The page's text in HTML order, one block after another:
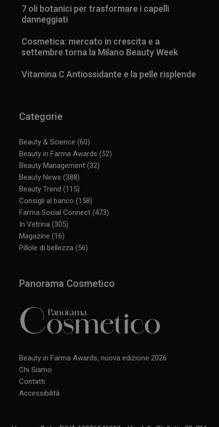
7 oli botanici per trasformare i capelli
danneggiati
Cosmetica: mercato in crescita e a
settembre torna la Milano Beauty Week
Vitamina C Antiossidante e la pelle risplende
Categorie
Beauty & Science (60)
Beauty in Farma Awards (52)
Beauty Management (32)
Beauty News (388)
Beauty Trend (115)
Consigli al banco (158)
Farma Social Connect (473)
In Vetrina (305)
Magazine (16)
Pillole di bellezza (56)
Panorama Cosmetico
Beauty in Farma Awards, nuova edizione 2026
Chi Siamo
Contatti
Accessibilità